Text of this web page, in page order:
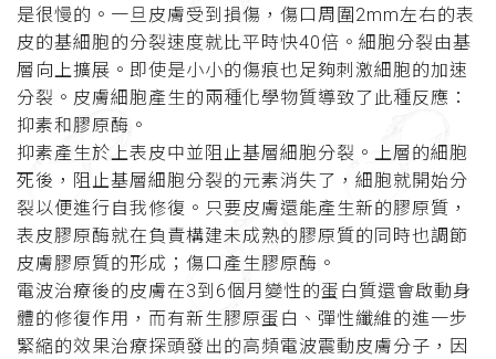
是很慢的。一旦皮膚受到損傷，傷口周圍2mm左右的表
皮的基細胞的分裂速度就比平時快40倍。細胞分裂由基
層向上擴展。即使是小小的傷痕也足夠刺激細胞的加速
分裂。皮膚細胞產生的兩種化學物質導致了此種反應：
抑素和膠原酶。
抑素產生於上表皮中並阻止基層細胞分裂。上層的細胞
死後，阻止基層細胞分裂的元素消失了，細胞就開始分
裂以便進行自我修復。只要皮膚還能產生新的膠原質，
表皮膠原酶就在負責構建未成熟的膠原質的同時也調節
皮膚膠原質的形成；傷口產生膠原酶。
電波治療後的皮膚在3到6個月變性的蛋白質還會啟動身
體的修復作用，而有新生膠原蛋白、彈性纖維的進一步
緊縮的效果治療探頭發出的高頻電波震動皮膚分子，因